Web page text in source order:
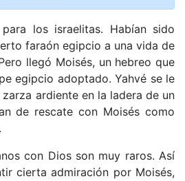
los israelitas. Habían sido
faraón egipcio a una vida de
llegó Moisés, un hebreo que
egipcio adoptado. Yahvé se le
ardiente en la ladera de un
de rescate con Moisés como
con Dios son muy raros. Así
cierta admiración por Moisés,